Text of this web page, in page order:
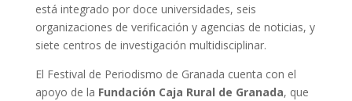
está integrado por doce universidades, seis
organizaciones de verificación y agencias de noticias, y
siete centros de investigación multidisciplinar.
El Festival de Periodismo de Granada cuenta con el
apoyo de la Fundación Caja Rural de Granada, que